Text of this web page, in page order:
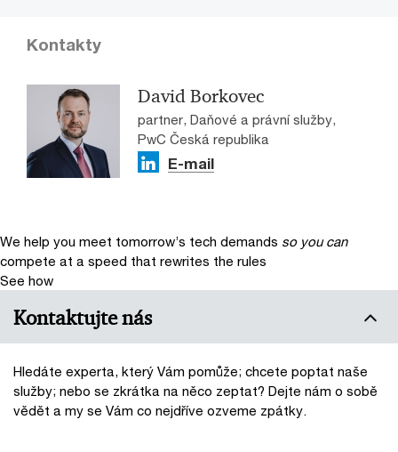
Kontakty
David Borkovec
partner, Daňové a právní služby,
PwC Česká republika
E-mail
We help you meet tomorrow’s tech demands so you can
compete at a speed that rewrites the rules
See how
Kontaktujte nás
Hledáte experta, který Vám pomůže; chcete poptat naše
služby; nebo se zkrátka na něco zeptat? Dejte nám o sobě
vědět a my se Vám co nejdříve ozveme zpátky.